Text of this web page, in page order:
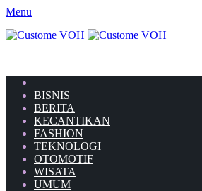
Menu
BISNIS
BERITA
KECANTIKAN
FASHION
TEKNOLOGI
OTOMOTIF
WISATA
UMUM